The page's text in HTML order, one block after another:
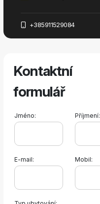
+385911529084
Kontaktní
formulář
Jméno: Příjmení:
E-mail: Mobil: